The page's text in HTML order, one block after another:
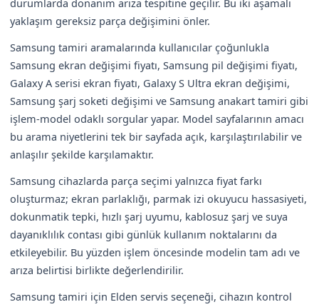
yaklaşım gereksiz parça değişimini önler.
Samsung tamiri aramalarında kullanıcılar çoğunlukla
Samsung ekran değişimi fiyatı, Samsung pil değişimi fiyatı,
Galaxy A serisi ekran fiyatı, Galaxy S Ultra ekran değişimi,
Samsung şarj soketi değişimi ve Samsung anakart tamiri gibi
işlem-model odaklı sorgular yapar. Model sayfalarının amacı
bu arama niyetlerini tek bir sayfada açık, karşılaştırılabilir ve
anlaşılır şekilde karşılamaktır.
Samsung cihazlarda parça seçimi yalnızca fiyat farkı
oluşturmaz; ekran parlaklığı, parmak izi okuyucu hassasiyeti,
dokunmatik tepki, hızlı şarj uyumu, kablosuz şarj ve suya
dayanıklılık contası gibi günlük kullanım noktalarını da
etkileyebilir. Bu yüzden işlem öncesinde modelin tam adı ve
arıza belirtisi birlikte değerlendirilir.
Samsung tamiri için Elden servis seçeneği, cihazın kontrol